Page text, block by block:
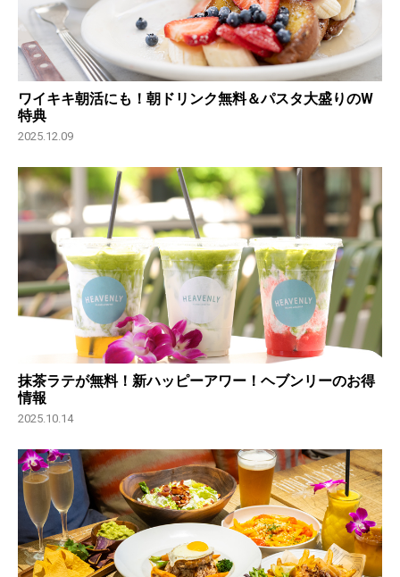
ワイキキ朝活にも！朝ドリンク無料＆パスタ大盛りのW
特典
2025.12.09
抹茶ラテが無料！新ハッピーアワー！ヘブンリーのお得
情報
2025.10.14